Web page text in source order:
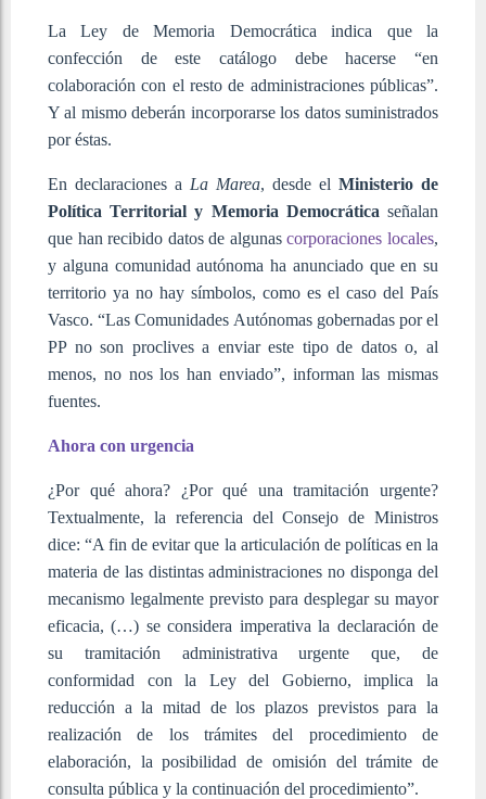
La Ley de Memoria Democrática indica que la
confección de este catálogo debe hacerse “en
colaboración con el resto de administraciones públicas”.
Y al mismo deberán incorporarse los datos suministrados
por éstas.
En declaraciones a La Marea, desde el Ministerio de
Política Territorial y Memoria Democrática señalan
que han recibido datos de algunascorporaciones locales,
y alguna comunidad autónoma ha anunciado que en su
territorio ya no hay símbolos, como es el caso del País
Vasco. “Las Comunidades Autónomas gobernadas por el
PP no son proclives a enviar este tipo de datos o, al
menos, no nos los han enviado”, informan las mismas
fuentes.
Ahora con urgencia
¿Por qué ahora? ¿Por qué una tramitación urgente?
Textualmente, la referencia del Consejo de Ministros
dice: “A fin de evitar que la articulación de políticas en la
materia de las distintas administraciones no disponga del
mecanismo legalmente previsto para desplegar su mayor
eficacia, (…) se considera imperativa la declaración de
su tramitación administrativa urgente que, de
conformidad con la Ley del Gobierno, implica la
reducción a la mitad de los plazos previstos para la
realización de los trámites del procedimiento de
elaboración, la posibilidad de omisión del trámite de
consulta pública y la continuación del procedimiento”.